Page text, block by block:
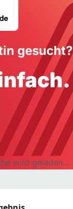
gesucht?
wird geladen...